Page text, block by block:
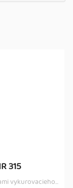
315
vykurovacieho...